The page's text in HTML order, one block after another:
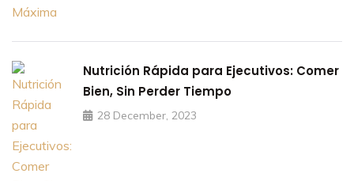
Nutrición Rápida para Ejecutivos: Comer
Bien, Sin Perder Tiempo
28 December, 2023